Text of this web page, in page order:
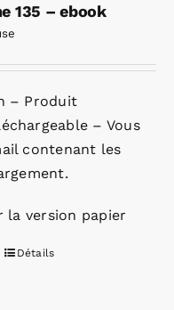
135 – ebook
– Produit
– Vous
contenant les
la version papier
Détails